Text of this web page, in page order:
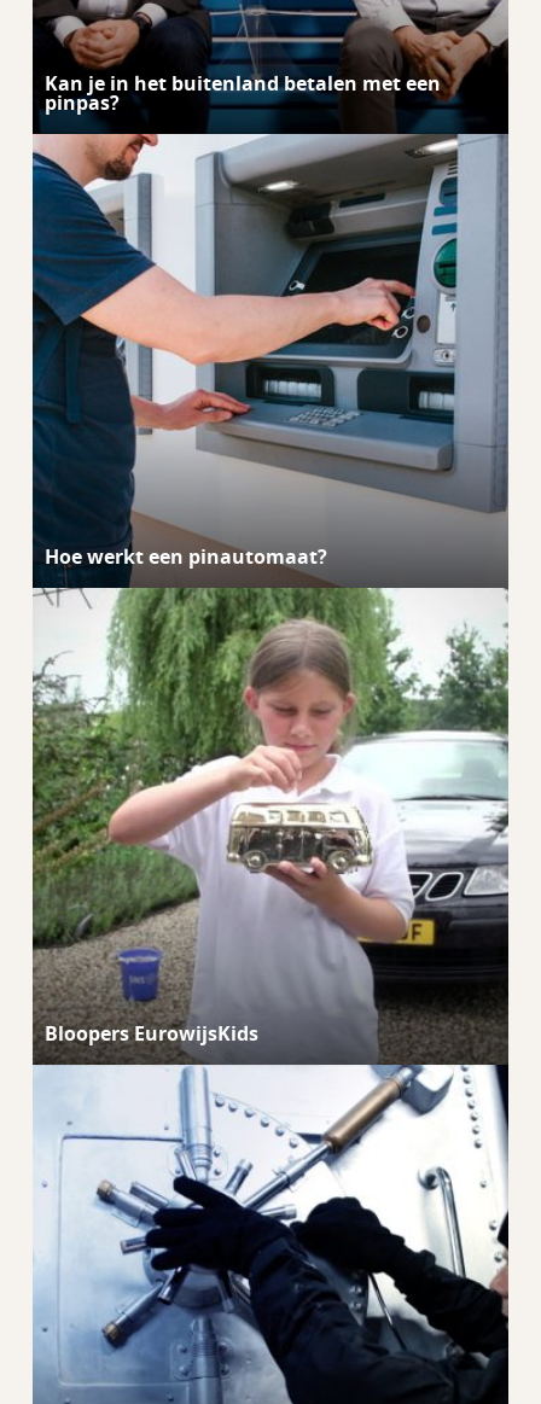
Kan je in het buitenland betalen met een
pinpas?
Hoe werkt een pinautomaat?
Bloopers EurowijsKids